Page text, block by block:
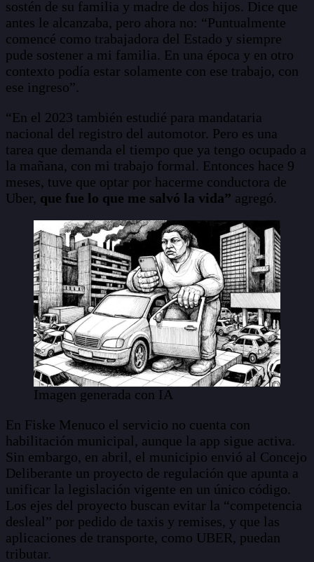
sostén de su familia y madre de dos hijos. Dice que
antes le alcanzaba, pero ahora no: “Puntualmente
comencé como trabajadora del Estado y siempre
pude sostener a mi familia. En una época y en otro
contexto podía estar solamente con ese trabajo, con
ese ingreso”.
“En el 2023 también estudié para mandataria
nacional del registro del automotor. Pero es una
tarea que demanda el tiempo que ya tengo ocupado a
la mañana, con mi trabajo formal. Entonces hace 9
meses, tuve que optar por hacerme conductora de
Uber, que fue lo que me salvó la vida” agregó.
Imagen generada con IA
En Fiske Menuco el servicio no cuenta con
habilitación municipal, aunque la app sigue activa.
Sin embargo, en abril, el municipio envió al Concejo
Deliberante un proyecto de regulación que apunta a
unificar la legislación vigente en un único código.
Los ejes del proyecto buscan evitar la “competencia
desleal” por pedido de taxis y remises, y que las
aplicaciones de transporte, como UBER, puedan
tributar.